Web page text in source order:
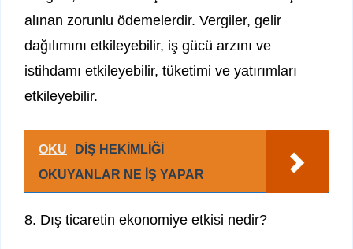
alınan zorunlu ödemelerdir. Vergiler, gelir
dağılımını etkileyebilir, iş gücü arzını ve
istihdamı etkileyebilir, tüketimi ve yatırımları
etkileyebilir.
OKU
DİŞ HEKİMLİĞİ
OKUYANLAR NE İŞ YAPAR
8. Dış ticaretin ekonomiye etkisi nedir?